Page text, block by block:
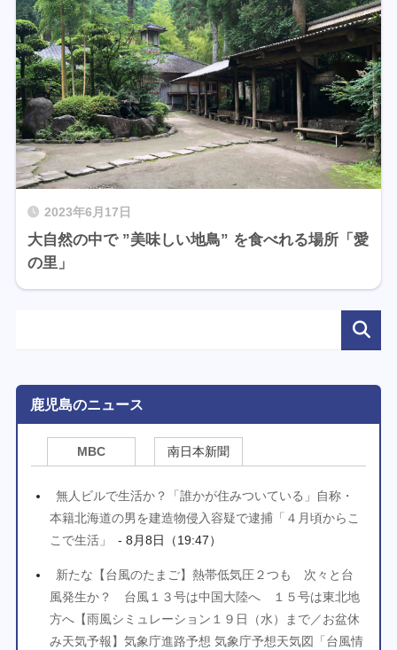
2023年6月17日
大自然の中で ”美味しい地鳥” を食べれる場所「愛
の里」
鹿児島のニュース
MBC 南日本新聞
無人ビルで生活か？「誰かが住みついている」自称・
本籍北海道の男を建造物侵入容疑で逮捕「４月頃からこ
こで生活」
- 8月8日（19:47）
新たな【台風のたまご】熱帯低気圧２つも 次々と台
風発生か？ 台風１３号は中国大陸へ １５号は東北地
方へ【雨風シミュレーション１９日（水）まで／お盆休
み天気予報】気象庁進路予想 気象庁予想天気図「台風情